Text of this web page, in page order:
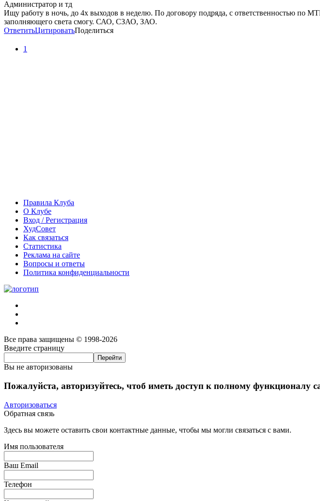
Администратор и тд
Ищу работу в ночь, до 4х выходов в неделю. По договору подряда, с ответственностью по
заполняющего света смогу. САО, СЗАО, ЗАО.
ОтветитьЦитироватьПоделиться
1
Правила Клуба
О Клубе
Вход / Регистрация
ХудСовет
Как связаться
Статистика
Реклама на сайте
Вопросы и ответы
Политика конфиденциальности
Все права защищены © 1998-2026
Введите страницу
Вы не авторизованы
Пожалуйста, авторизуйтесь, чтоб иметь доступ к полному функционалу
Авторизоваться
Обратная связь
Здесь вы можете оставить свои контактные данные, чтобы мы могли связаться с вами.
Имя пользователя
Ваш Email
Телефон